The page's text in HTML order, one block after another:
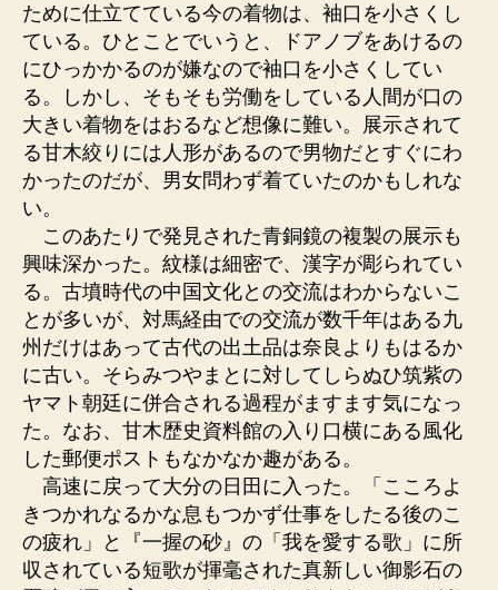
ために仕立てている今の着物は、袖口を小さくし
ている。ひとことでいうと、ドアノブをあけるの
にひっかかるのが嫌なので袖口を小さくしてい
る。しかし、そもそも労働をしている人間が口の
大きい着物をはおるなど想像に難い。展示されて
る甘木絞りには人形があるので男物だとすぐにわ
かったのだが、男女問わず着ていたのかもしれな
い。
このあたりで発見された青銅鏡の複製の展示も
興味深かった。紋様は細密で、漢字が彫られてい
る。古墳時代の中国文化との交流はわからないこ
とが多いが、対馬経由での交流が数千年はある九
州だけはあって古代の出土品は奈良よりもはるか
に古い。そらみつやまとに対してしらぬひ筑紫の
ヤマト朝廷に併合される過程がますます気になっ
た。なお、甘木歴史資料館の入り口横にある風化
した郵便ポストもなかなか趣がある。
高速に戻って大分の日田に入った。「こころよ
きつかれなるかな息もつかず仕事をしたる後のこ
の疲れ」と『一握の砂』の「我を愛する歌」に所
収されている短歌が揮毫された真新しい御影石の